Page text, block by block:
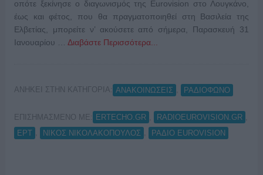
οπότε ξεκίνησε ο διαγωνισμός της Eurovision στο Λουγκάνο,
έως και φέτος, που θα πραγματοποιηθεί στη Βασιλεία της
Ελβετίας, μπορείτε ν’ ακούσετε από σήμερα, Παρασκευή 31
Ιανουαρίου … Διαβάστε Περισσότερα...
ΑΝΗΚΕΙ ΣΤΗΝ ΚΑΤΗΓΟΡΙΑ: ΑΝΑΚΟΙΝΩΣΕΙΣ ΡΑΔΙΟΦΩΝΟ
ΕΠΙΣΗΜΑΣΜΕΝΟ ΜΕ: ERTECHO.GR RADIOEUROVISION.GR
ΕΡΤ
ΝΙΚΟΣ ΝΙΚΟΛΑΚΟΠΟΥΛΟΣ ΡΑΔΙΟ EUROVISION